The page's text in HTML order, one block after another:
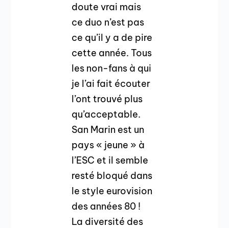
doute vrai mais
ce duo n’est pas
ce qu’il y a de pire
cette année. Tous
les non-fans à qui
je l’ai fait écouter
l’ont trouvé plus
qu’acceptable.
San Marin est un
pays « jeune » à
l’ESC et il semble
resté bloqué dans
le style eurovision
des années 80 !
La diversité des